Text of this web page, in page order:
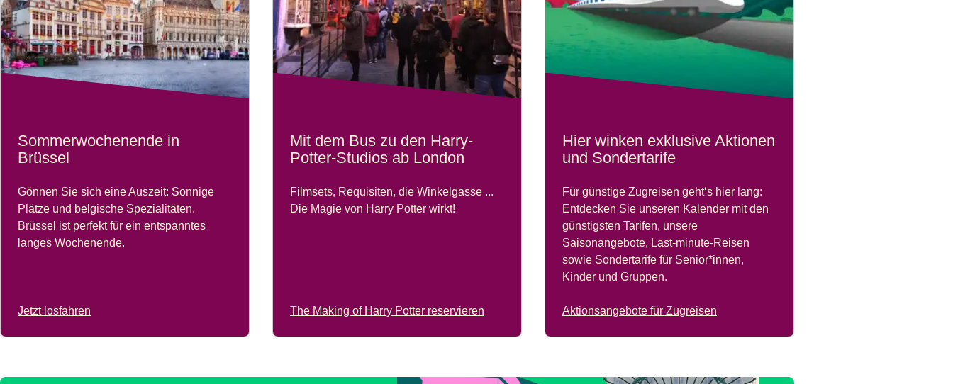
Sommerwochenende in
Brüssel
Gönnen Sie sich eine Auszeit: Sonnige
Plätze und belgische Spezialitäten.
Brüssel ist perfekt für ein entspanntes
langes Wochenende.
Jetzt losfahren
Mit dem Bus zu den Harry-
Potter-Studios ab London
Filmsets, Requisiten, die Winkelgasse ...
Die Magie von Harry Potter wirkt!
The Making of Harry Potter reservieren
Hier winken exklusive Aktionen
und Sondertarife
Für günstige Zugreisen geht‘s hier lang:
Entdecken Sie unseren Kalender mit den
günstigsten Tarifen, unsere
Saisonangebote, Last-minute-Reisen
sowie Sondertarife für Senior*innen,
Kinder und Gruppen.
Aktionsangebote für Zugreisen